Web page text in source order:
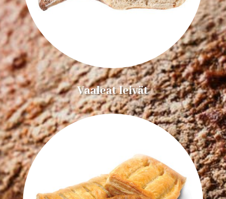
Vaaleat leivät